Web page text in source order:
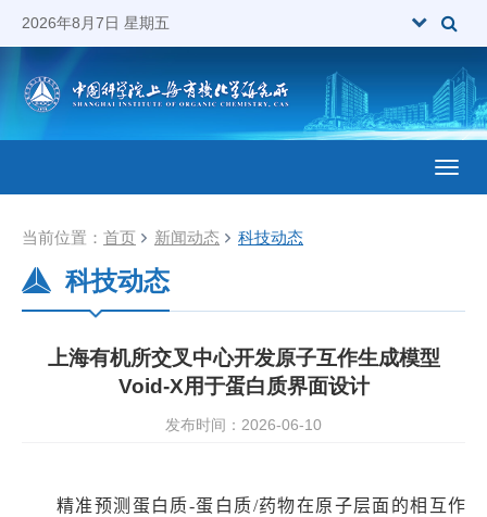
2026年8月7日 星期五
当前位置： 首页 新闻动态 科技动态
科技动态
上海有机所交叉中心开发原子互作生成模型
Void-X用于蛋白质界面设计
发布时间：2026-06-10
精准预测蛋白质-蛋白质/药物在原子层面的相互作